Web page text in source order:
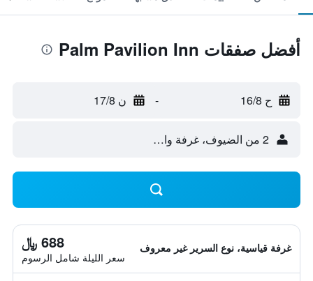
أفضل صفقات Palm Pavilion Inn
ح 16/8 - ن 17/8
2 من الضيوف، غرفة واحدة
غرفة قياسية، نوع السرير غير معروف 688 ﷼
سعر الليلة شامل الرسوم